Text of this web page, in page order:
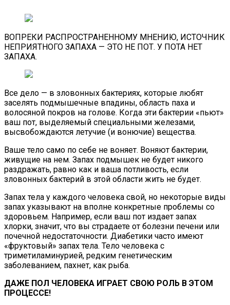
ВОПРЕКИ РАСПРОСТРАНЕННОМУ МНЕНИЮ, ИСТОЧНИК
НЕПРИЯТНОГО ЗАПАХА — ЭТО НЕ ПОТ. У ПОТА НЕТ
ЗАПАХА.
Все дело — в зловонных бактериях, которые любят
заселять подмышечные впадины, область паха и
волосяной покров на голове. Когда эти бактерии «пьют»
ваш пот, выделяемый специальными железами,
высвобождаются летучие (и вонючие) вещества.
Ваше тело само по себе не воняет. Воняют бактерии,
живущие на нем. Запах подмышек не будет никого
раздражать, равно как и ваша потливость, если
зловонных бактерий в этой области жить не будет.
Запах тела у каждого человека свой, но некоторые виды
запах указывают на вполне конкретные проблемы со
здоровьем. Например, если ваш пот издает запах
хлорки, значит, что вы страдаете от болезни печени или
почечной недостаточности. Диабетики часто имеют
«фруктовый» запах тела. Тело человека с
триметиламинурией, редким генетическим
заболеванием, пахнет, как рыба.
ДАЖЕ ПОЛ ЧЕЛОВЕКА ИГРАЕТ СВОЮ РОЛЬ В ЭТОМ
ПРОЦЕССЕ!